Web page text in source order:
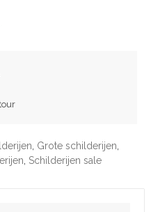
Grote schilderijen
Schilderijen sale